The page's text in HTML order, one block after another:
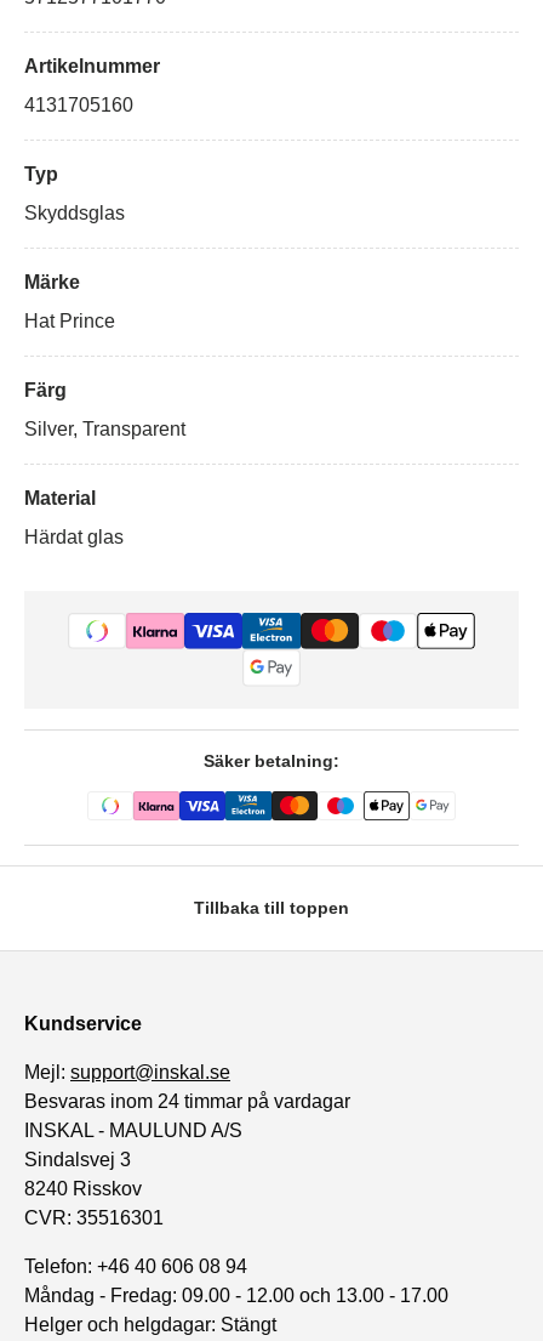
Artikelnummer
4131705160
Typ
Skyddsglas
Märke
Hat Prince
Färg
Silver, Transparent
Material
Härdat glas
Säker betalning:
Tillbaka till toppen
Kundservice
Mejl: support@inskal.se
Besvaras inom 24 timmar på vardagar
INSKAL - MAULUND A/S
Sindalsvej 3
8240 Risskov
CVR: 35516301
Telefon: +46 40 606 08 94
Måndag - Fredag: 09.00 - 12.00 och 13.00 - 17.00
Helger och helgdagar: Stängt